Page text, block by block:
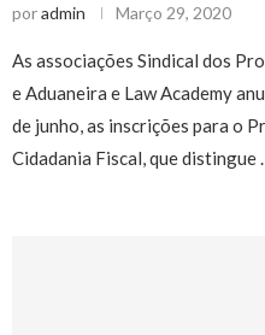
poradmin Março 29, 2020
As associações Sindical dos
e Aduaneira e Law Academy
de junho, as inscrições para o
Cidadania Fiscal, que distingue